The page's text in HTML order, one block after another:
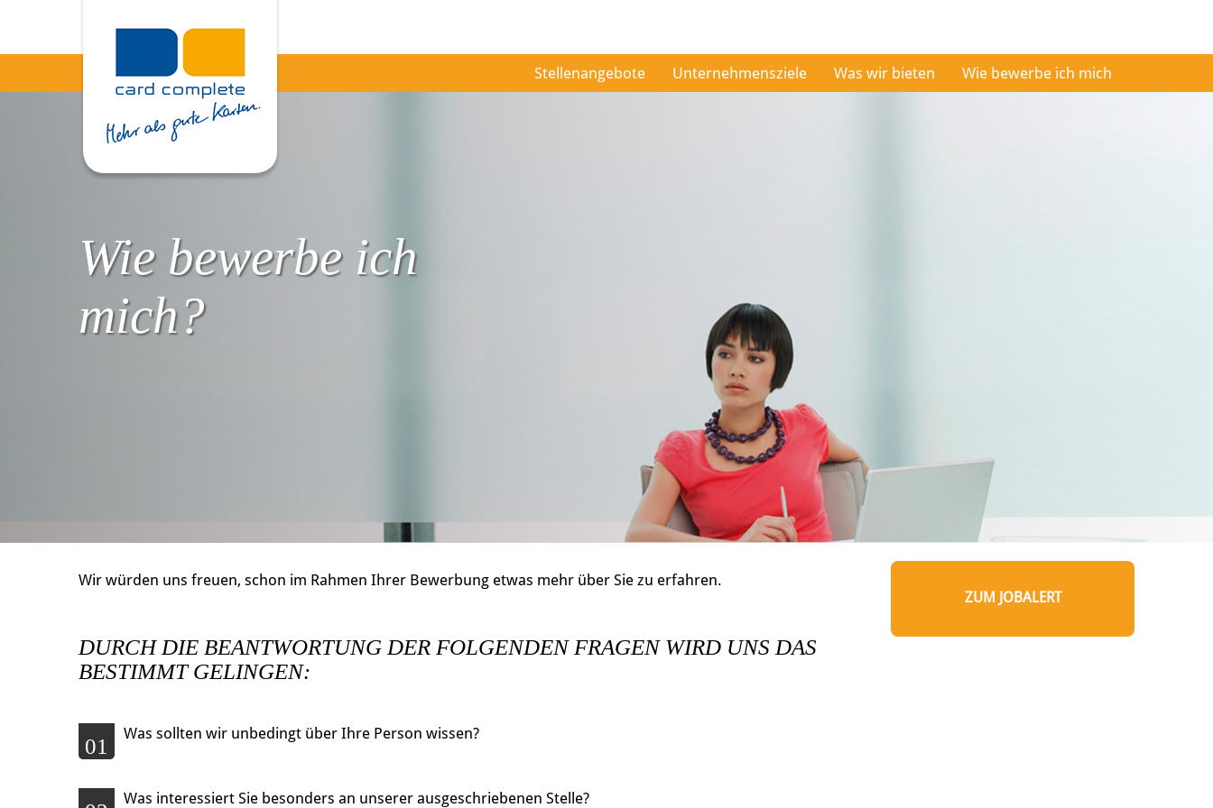
Stellenangebote Unternehmensziele Was wir bieten Wie bewerbe ich mich
Wie bewerbe ich
mich?
ZUM JOBALERT
Wir würden uns freuen, schon im Rahmen Ihrer Bewerbung etwas mehr über Sie zu erfahren.
DURCH DIE BEANTWORTUNG DER FOLGENDEN FRAGEN WIRD UNS DAS
BESTIMMT GELINGEN:
01
Was sollten wir unbedingt über Ihre Person wissen?
Was interessiert Sie besonders an unserer ausgeschriebenen Stelle?